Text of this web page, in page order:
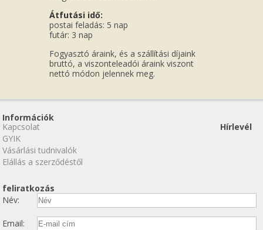
Átfutási idő:
postai feladás: 5 nap
futár: 3 nap
Fogyasztó áraink, és a szállítási díjaink
bruttó, a viszonteleadói áraink viszont
nettó módon jelennek meg.
Információk
Kapcsolat
GYIK
Vásárlási tudnivalók
Elállás a szerződéstől
Hírlevél
feliratkozás
Név:
Email: